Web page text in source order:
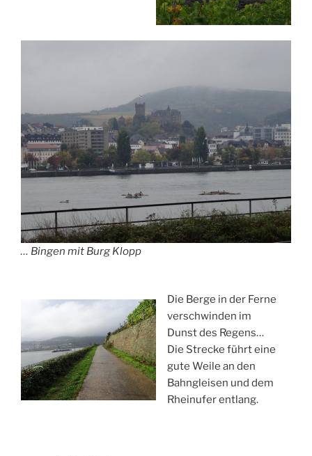
… Bingen mit Burg Klopp
Die Berge in der Ferne
verschwinden im
Dunst des Regens…
Die Strecke führt eine
gute Weile an den
Bahngleisen und dem
Rheinufer entlang.